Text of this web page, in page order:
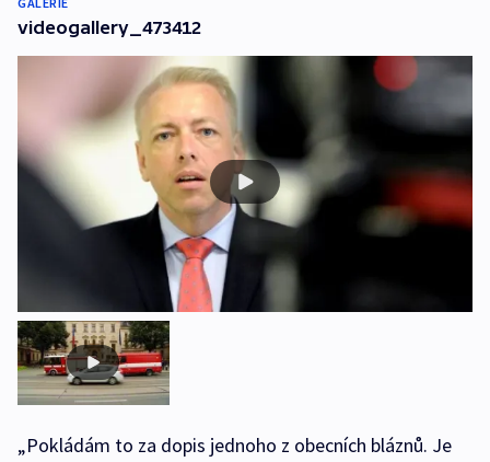
videogallery_473412
„Pokládám to za dopis jednoho z obecních bláznů. Je